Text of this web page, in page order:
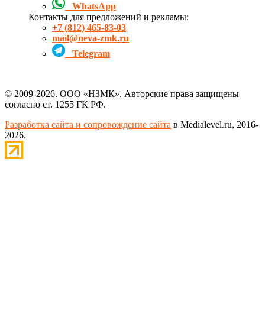
WhatsApp
Контакты для предложений и рекламы:
+7 (812) 465-83-03
mail@neva-zmk.ru
Telegram
© 2009-2026. ООО «НЗМК». Авторские права защищены
согласно ст. 1255 ГК РФ.
Разработка сайта и сопровождение сайта в Medialevel.ru, 2016-
2026.